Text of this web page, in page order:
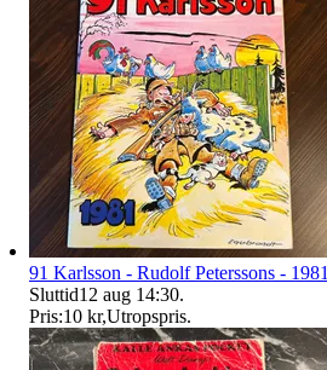
91 Karlsson - Rudolf Peterssons - 1981
Sluttid12 aug 14:30.
Pris:10 kr,Utropspris.